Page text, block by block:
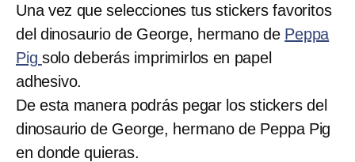
Una vez que selecciones tus stickers favoritos
del dinosaurio de George, hermano de Peppa
Pig solo deberás imprimirlos en papel
adhesivo.
De esta manera podrás pegar los stickers del
dinosaurio de George, hermano de Peppa Pig
en donde quieras.